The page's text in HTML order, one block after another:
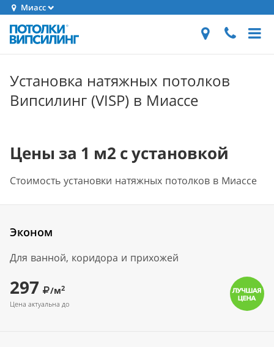
Миасс
Установка натяжных потолков
Випсилинг (VISP) в Миассе
Цены за 1 м2 с установкой
Стоимость установки натяжных потолков в Миассе
Эконом
Для ванной, коридора и прихожей
297 /м2
Цена актуальна до